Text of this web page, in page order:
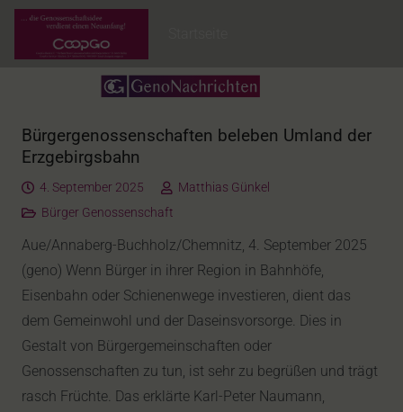
Bürgergenossenschaften beleben Umland der
Erzgebirgsbahn
4. September 2025
Matthias Günkel
Bürger Genossenschaft
Aue/Annaberg-Buchholz/Chemnitz, 4. September 2025
(geno) Wenn Bürger in ihrer Region in Bahnhöfe,
Eisenbahn oder Schienenwege investieren, dient das
dem Gemeinwohl und der Daseinsvorsorge. Dies in
Gestalt von Bürgergemeinschaften oder
Genossenschaften zu tun, ist sehr zu begrüßen und trägt
rasch Früchte. Das erklärte Karl-Peter Naumann,